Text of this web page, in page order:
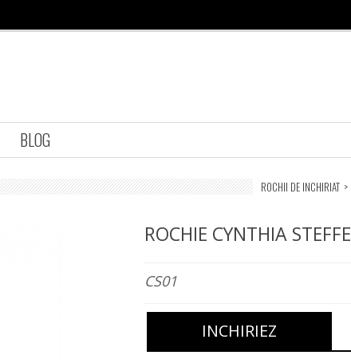
BLOG
ROCHII DE INCHIRIAT >
ROCHIE CYNTHIA STEFFE
CS01
INCHIRIEZ